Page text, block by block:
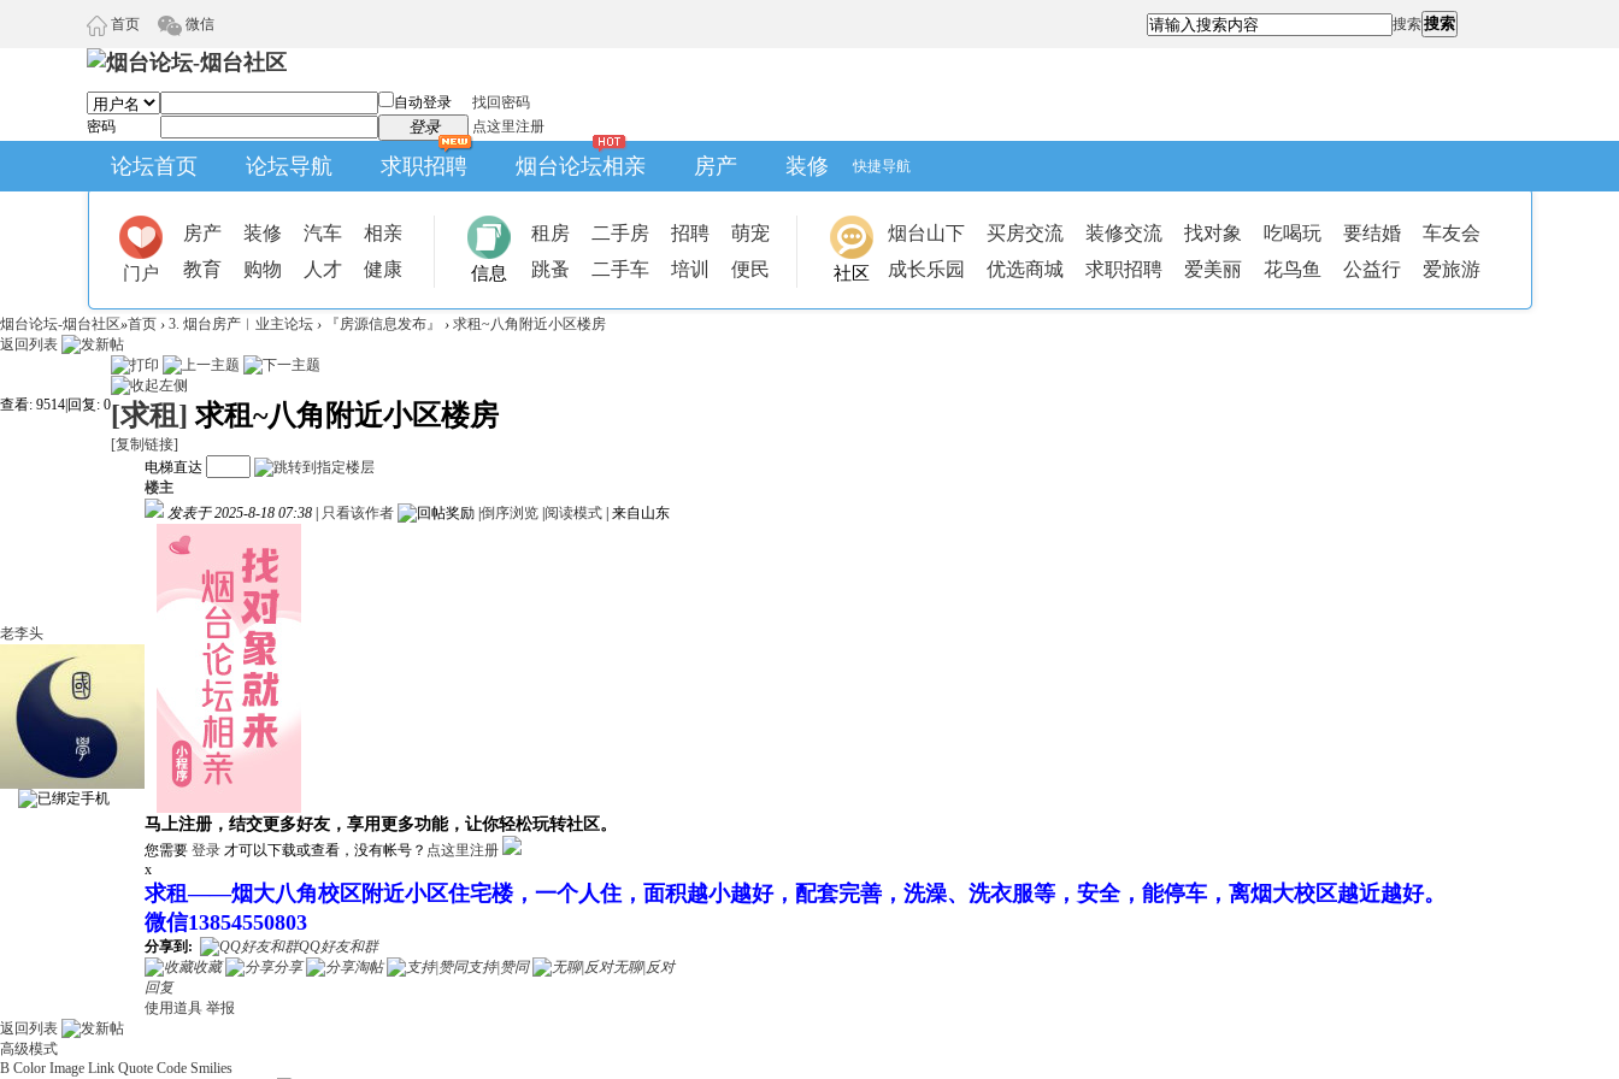
首页 微信 搜索搜索
自动登录
找回密码
密码
登录 点这里注册
论坛首页 论坛导航 求职招聘 烟台论坛相亲 房产 装修 快捷导航
门户
房产 装修 汽车
相亲
教育
购物 人才 健康 信息
租房 二手房 招聘
萌宠
跳蚤
二手车 培训 便民 社区
烟台山下 买房交流 装修交流 找对象 吃喝玩 要结婚
车友会
成长乐园
优选商城 求职招聘 爱美丽 花鸟鱼 公益行 爱旅游
烟台论坛-烟台社区»首页 › 3. 烟台房产︱业主论坛 › 『房源信息发布』 › 求租~八角附近小区楼房
返回列表
查看: 9514 回复: 0[求租] 求租~八角附近小区楼房
[复制链接]
老李头
电梯直达
楼主
发表于 2025-8-18 07:38
只看该作者 倒序浏览 阅读模式 来自山东
马上注册，结交更多好友，享用更多功能，让你轻松玩转社区。
您需要 登录 才可以下载或查看，没有帐号？ 点这里注册
x
求租——烟大八角校区附近小区住宅楼，一个人住，面积越小越好，配套完善，洗澡、洗衣服等，安全，能停车，离烟大校区越近越好。
微信13854550803
分享到:
QQ好友和群
收藏
分享 淘帖 支持|赞同
无聊|反对
回复
使用道具 举报
返回列表
高级模式
B Color Image Link Quote Code Smilies